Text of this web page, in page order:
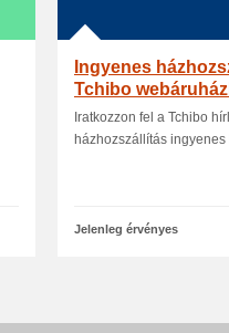
Ingyenes
Tchibo
Iratkozzon fel a Tchibo
házhozszállítás ingyenes
Jelenleg érvényes